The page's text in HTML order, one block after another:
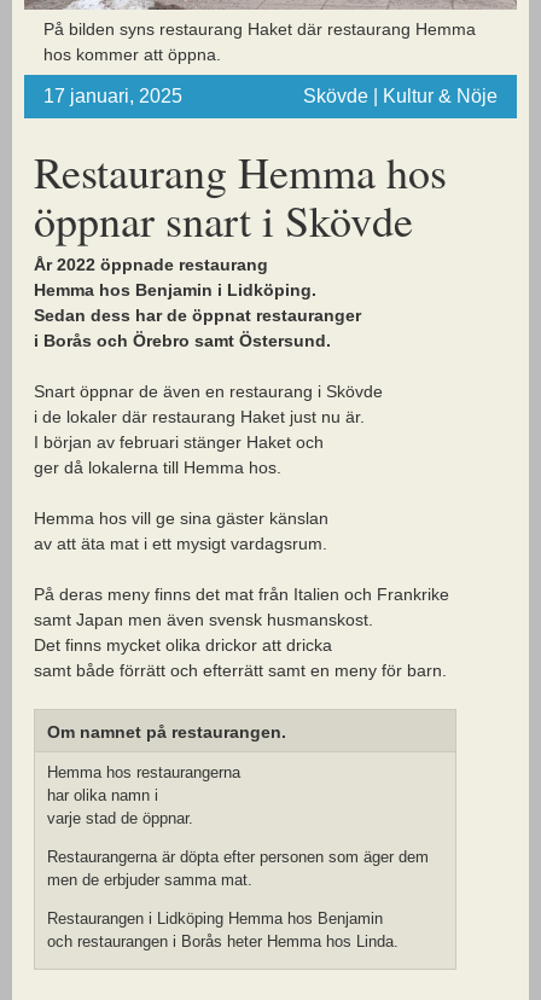
På bilden syns restaurang Haket där restaurang Hemma
hos kommer att öppna.
17 januari, 2025 Skövde | Kultur & Nöje
Restaurang Hemma hos
öppnar snart i Skövde
År 2022 öppnade restaurang
Hemma hos Benjamin i Lidköping.
Sedan dess har de öppnat restauranger
i Borås och Örebro samt Östersund.
Snart öppnar de även en restaurang i Skövde
i de lokaler där restaurang Haket just nu är.
I början av februari stänger Haket och
ger då lokalerna till Hemma hos.
Hemma hos vill ge sina gäster känslan
av att äta mat i ett mysigt vardagsrum.
På deras meny finns det mat från Italien och Frankrike
samt Japan men även svensk husmanskost.
Det finns mycket olika drickor att dricka
samt både förrätt och efterrätt samt en meny för barn.
Om namnet på restaurangen.
Hemma hos restaurangerna
har olika namn i
varje stad de öppnar.
Restaurangerna är döpta efter personen som äger dem
men de erbjuder samma mat.
Restaurangen i Lidköping Hemma hos Benjamin
och restaurangen i Borås heter Hemma hos Linda.